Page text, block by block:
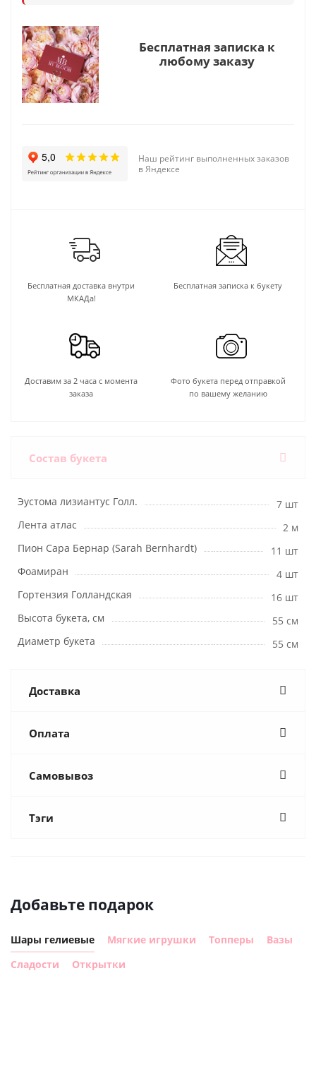
Бесплатная записка к
любому заказу
Наш рейтинг выполненных заказов
в Яндексе
Бесплатная доставка внутри
МКАДа!
Бесплатная записка к букету
Доставим за 2 часа с момента
заказа
Фото букета перед отправкой
по вашему желанию
Состав букета
Эустома лизиантус Голл.
7 шт
Лента атлас
2 м
Пион Сара Бернар (Sarah Bernhardt)
11 шт
Фоамиран
4 шт
Гортензия Голландская
16 шт
Высота букета, см
55 см
Диаметр букета
55 см
Доставка
Оплата
Самовывоз
Тэги
Добавьте подарок
Шары гелиевые Мягкие игрушки Топперы
Вазы
Сладости
Открытки